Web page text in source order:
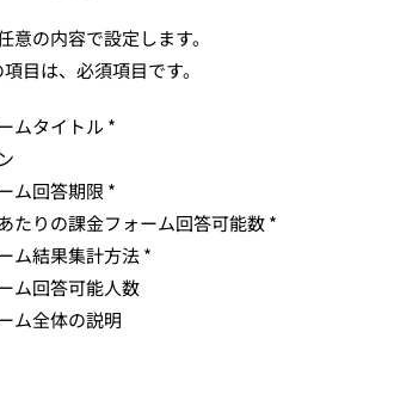
意の内容で設定します。
目は、必須項目です。
ムタイトル *
ム回答期限 *
たりの課金フォーム回答可能数 *
ム結果集計方法 *
ム回答可能人数
ム全体の説明